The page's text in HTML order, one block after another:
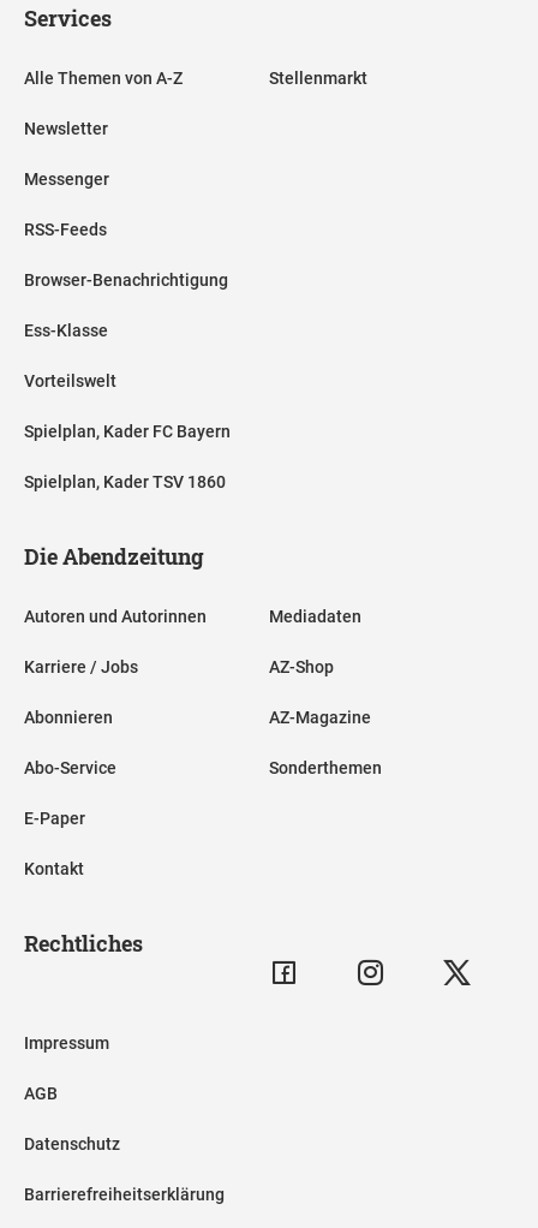
Services
Alle Themen von A-Z
Newsletter
Messenger
RSS-Feeds
Browser-Benachrichtigung
Ess-Klasse
Vorteilswelt
Spielplan, Kader FC Bayern
Spielplan, Kader TSV 1860
Stellenmarkt
Die Abendzeitung
Autoren und Autorinnen
Karriere / Jobs
Abonnieren
Abo-Service
E-Paper
Kontakt
Mediadaten
AZ-Shop
AZ-Magazine
Sonderthemen
Rechtliches
Impressum
AGB
Datenschutz
Barrierefreiheitserklärung